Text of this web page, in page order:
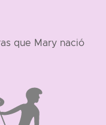
que Mary nació